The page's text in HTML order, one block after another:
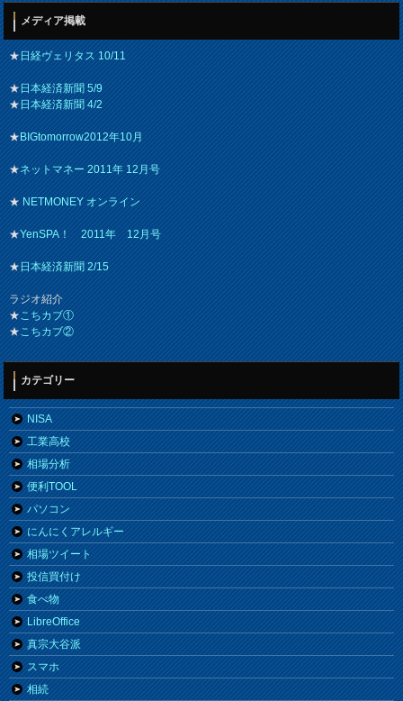
メディア掲載
★日経ヴェリタス 10/11
★日本経済新聞 5/9
★日本経済新聞 4/2
★BIGtomorrow2012年10月
★ネットマネー 2011年 12月号
★NETMONEY オンライン
★YenSPA！ 2011年 12月号
★日本経済新聞 2/15
ラジオ紹介
★こちカブ①
★こちカブ②
カテゴリー
NISA
工業高校
相場分析
便利TOOL
パソコン
にんにくアレルギー
相場ツイート
投信買付け
食べ物
LibreOffice
真宗大谷派
スマホ
相続